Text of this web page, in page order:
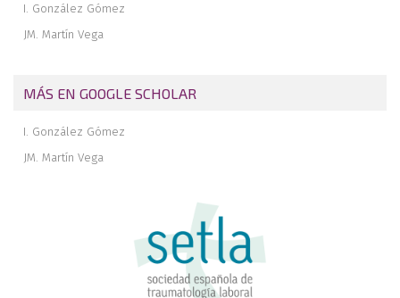
I. González Gómez
JM. Martín Vega
MÁS EN GOOGLE SCHOLAR
I. González Gómez
JM. Martín Vega